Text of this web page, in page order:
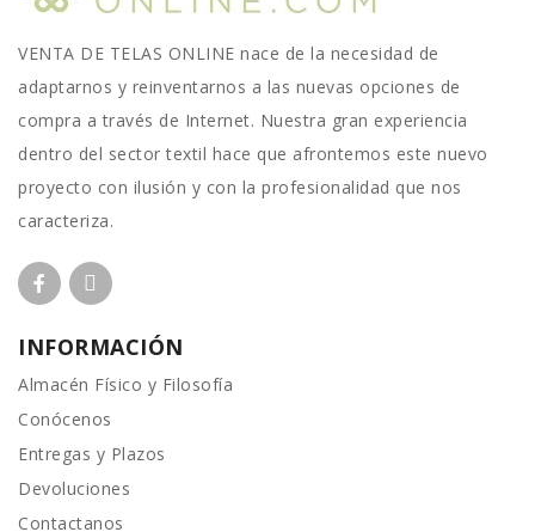
VENTA DE TELAS ONLINE nace de la necesidad de
adaptarnos y reinventarnos a las nuevas opciones de
compra a través de Internet. Nuestra gran experiencia
dentro del sector textil hace que afrontemos este nuevo
proyecto con ilusión y con la profesionalidad que nos
caracteriza.
INFORMACIÓN
Almacén Físico y Filosofía
Conócenos
Entregas y Plazos
Devoluciones
Contactanos